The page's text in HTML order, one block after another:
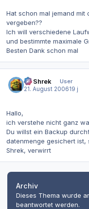
Hat schon mal jemand mit
vergeben??
Ich will verschiedene
und bestimmte maximale
Besten Dank schon mal
IT-Shrek
User
21. August 200619 j
Hallo,
ich verstehe nicht ganz
Du willst ein Backup
datenmenge gesichert ist,
Shrek, verwirrt
Archiv
Dieses Thema wurde
beantwortet werden.